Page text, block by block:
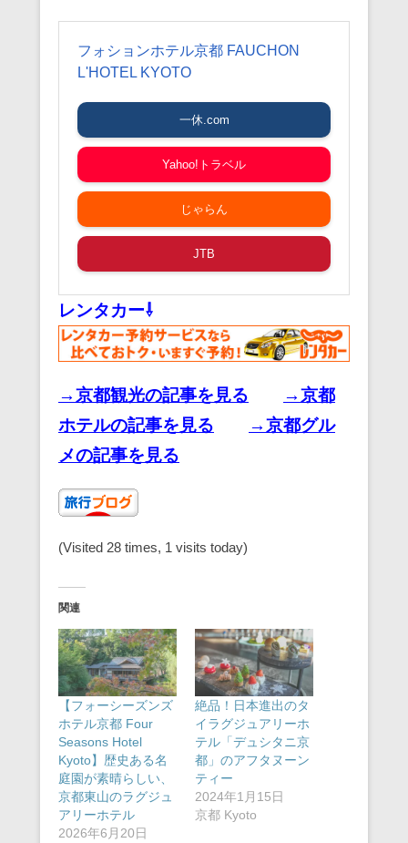
フォションホテル京都 FAUCHON
L'HOTEL KYOTO
一休.com
Yahoo!トラベル
じゃらん
JTB
レンタカー⇩
→京都観光の記事を見る
→京都
ホテルの記事を見る
→京都グル
メの記事を見る
(Visited 28 times, 1 visits today)
関連
【フォーシーズンズ
ホテル京都 Four
Seasons Hotel
Kyoto】歴史ある名
庭園が素晴らしい、
京都東山のラグジュ
アリーホテル
2026年6月20日
絶品！日本進出のタ
イラグジュアリーホ
テル「デュシタニ京
都」のアフタヌーン
ティー
2024年1月15日
京都 Kyoto